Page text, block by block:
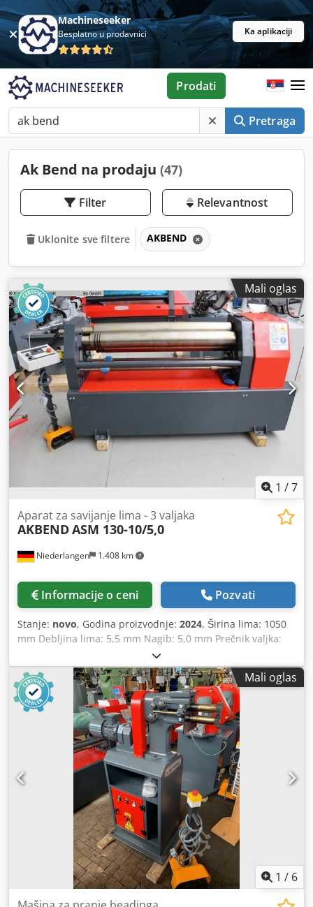
Machineseeker
Besplatno u prodavnici Ka aplikaciji
Pretraga
Prodati
Ak Bend na prodaju (47)
Filter Relevantnost
Uklonite sve filtere AKBEND
Mali oglas
1 /7
Niederlangen 1.408 km
Aparat za savijanje lima - 3 valjaka
AKBENDASM 130-10/5,0
Informacije o ceni Pozvati
Stanje: novo, Godina proizvodnje: 2024, Širina lima: 1050
mm Debljina lima: 5,5 mm Nagib: 5,0 mm Prečnik valjka:
130 / 195 mm Ukupna potrebna snaga: 2,2 kW Težina
mašine: približno 1050 kg Potrebni prostor: približno 2150
x 900 x 1200 mm Oprema: - 2 centralna valjka, pogonjeni
električnim motorom - Gornji valjak se može izvući - Uređaj
za konično savijanje Csdpfeq Sz Ahsx Apnjha - Odvojena
upravljačka ploča - Glavni motor sa samokočenjem - CE
oznaka / Izjava o usklađenosti Posebna oprema uključena u
cenu: - Ojačani valjci - Motorizovano podešavanje zadnjih
valjaka - Digitalni prikaz
Mali oglas
1 / 6